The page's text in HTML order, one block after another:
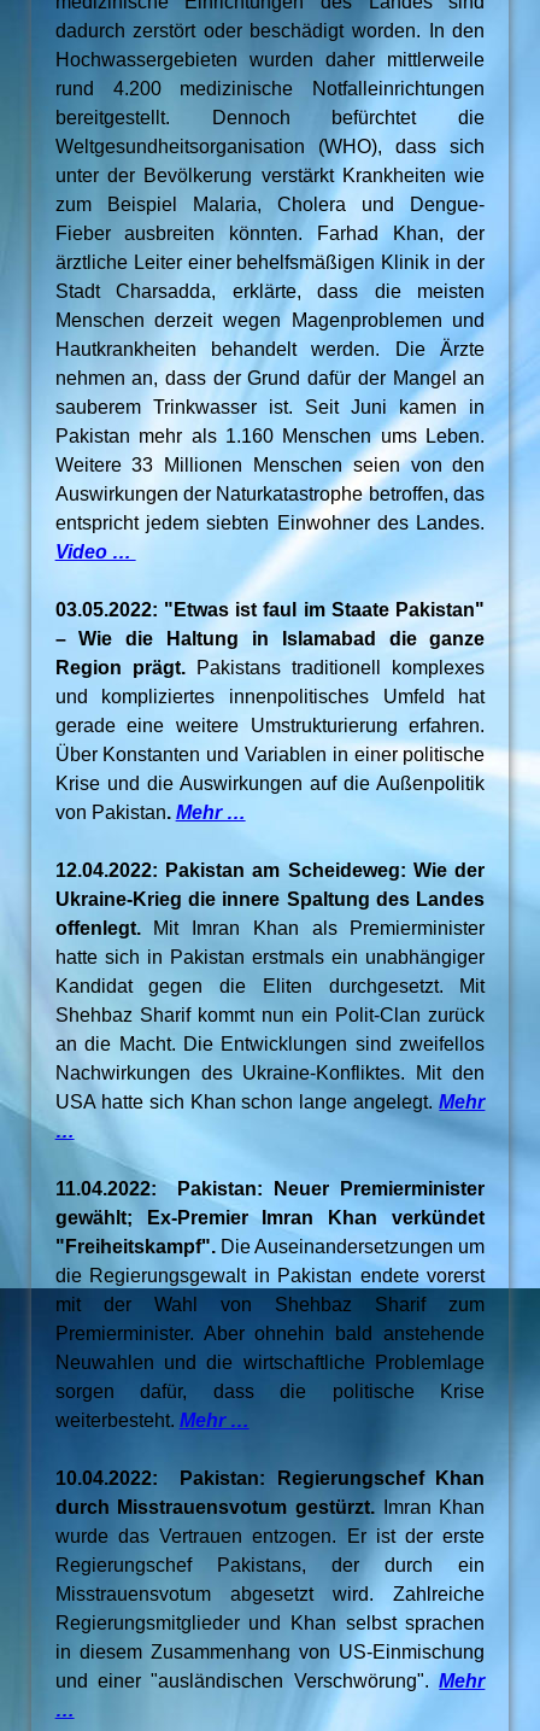
dadurch zerstört oder beschädigt worden. In den
Hochwassergebieten wurden daher mittlerweile
rund 4.200 medizinische Notfalleinrichtungen
bereitgestellt. Dennoch befürchtet die
Weltgesundheitsorganisation (WHO), dass sich
unter der Bevölkerung verstärkt Krankheiten wie
zum Beispiel Malaria, Cholera und Dengue-
Fieber ausbreiten könnten. Farhad Khan, der
ärztliche Leiter einer behelfsmäßigen Klinik in der
Stadt Charsadda, erklärte, dass die meisten
Menschen derzeit wegen Magenproblemen und
Hautkrankheiten behandelt werden. Die Ärzte
nehmen an, dass der Grund dafür der Mangel an
sauberem Trinkwasser ist. Seit Juni kamen in
Pakistan mehr als 1.160 Menschen ums Leben.
Weitere 33 Millionen Menschen seien von den
Auswirkungen der Naturkatastrophe betroffen, das
entspricht jedem siebten Einwohner des Landes.
Video …
03.05.2022: "Etwas ist faul im Staate Pakistan"
– Wie die Haltung in Islamabad die ganze
Region prägt.
Pakistans traditionell komplexes
und kompliziertes innenpolitisches Umfeld hat
gerade eine weitere Umstrukturierung erfahren.
Über Konstanten und Variablen in einer politische
Krise und die Auswirkungen auf die Außenpolitik
von Pakistan. Mehr …
12.04.2022: Pakistan am Scheideweg: Wie der
Ukraine-Krieg die innere Spaltung des Landes
offenlegt. Mit Imran Khan als Premierminister
hatte sich in Pakistan erstmals ein unabhängiger
Kandidat gegen die Eliten durchgesetzt. Mit
Shehbaz Sharif kommt nun ein Polit-Clan zurück
an die Macht. Die Entwicklungen sind zweifellos
Nachwirkungen des Ukraine-Konfliktes. Mit den
USA hatte sich Khan schon lange angelegt. Mehr
…
11.04.2022: Pakistan: Neuer Premierminister
gewählt; Ex-Premier Imran Khan verkündet
"Freiheitskampf". Die Auseinandersetzungen um
die Regierungsgewalt in Pakistan endete vorerst
mit der Wahl von Shehbaz Sharif zum
Premierminister. Aber ohnehin bald anstehende
Neuwahlen und die wirtschaftliche Problemlage
sorgen dafür, dass die politische Krise
weiterbesteht. Mehr …
10.04.2022: Pakistan: Regierungschef Khan
durch Misstrauensvotum gestürzt.
Imran Khan
wurde das Vertrauen entzogen. Er ist der erste
Regierungschef Pakistans, der durch ein
Misstrauensvotum abgesetzt wird. Zahlreiche
Regierungsmitglieder und Khan selbst sprachen
in diesem Zusammenhang von US-Einmischung
und einer "ausländischen Verschwörung". Mehr
…